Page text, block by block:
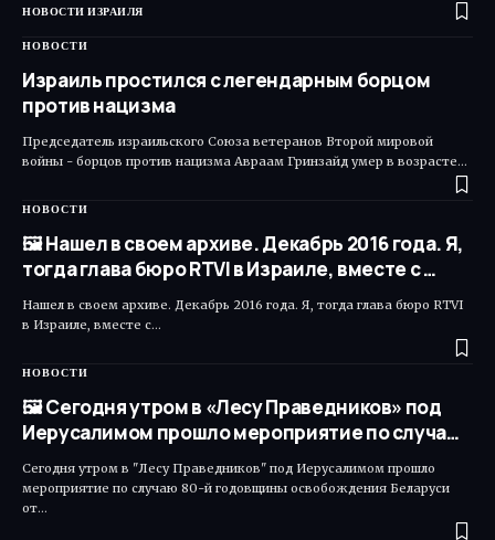
НОВОСТИ ИЗРАИЛЯ
НОВОСТИ
Израиль простился с легендарным борцом
против нацизма
Председатель израильского Союза ветеранов Второй мировой
войны - борцов против нацизма Авраам Гринзайд умер в возрасте…
НОВОСТИ
🖼 Нашел в своем архиве. Декабрь 2016 года. Я,
тогда глава бюро RTVI в Израиле, вместе с …
Нашел в своем архиве. Декабрь 2016 года. Я, тогда глава бюро RTVI
в Израиле, вместе с…
НОВОСТИ
🖼 Сегодня утром в «Лесу Праведников» под
Иерусалимом прошло мероприятие по случа…
Сегодня утром в "Лесу Праведников" под Иерусалимом прошло
мероприятие по случаю 80-й годовщины освобождения Беларуси
от…